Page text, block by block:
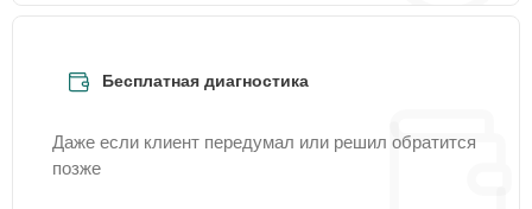
Бесплатная диагностика
Даже если клиент передумал или решил обратится
позже